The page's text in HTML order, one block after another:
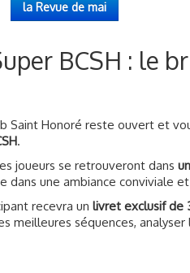
BCSH : le
.
joueurs se retrouveront dans
dans une ambiance conviviale
recevra unlivret exclusif de
meilleures séquences,